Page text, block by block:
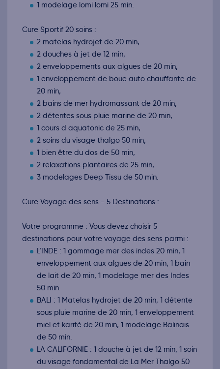
1 modelage lomi lomi 25 min.
Cure Sportif 20 soins :
2 matelas hydrojet de 20 min,
2 douches à jet de 12 min,
2 enveloppements aux algues de 20 min,
1 enveloppement de boue auto chauffante de
20 min,
2 bains de mer hydromassant de 20 min,
2 détentes sous pluie marine de 20 min,
1 cours d aquatonic de 25 min,
2 soins du visage thalgo 50 min,
1 bien être du dos de 50 min,
2 relaxations plantaires de 25 min,
3 modelages Deep Tissu de 50 min.
Cure Voyage des sens - 5 Destinations :
Votre programme : Vous devez choisir 5
destinations pour votre voyage des sens parmi :
L’INDE : 1 gommage mer des indes 20 min, 1
enveloppement aux algues de 20 min, 1 bain
de lait de 20 min, 1 modelage mer des Indes
50 min.
BALI : 1 Matelas hydrojet de 20 min, 1 détente
sous pluie marine de 20 min, 1 enveloppement
miel et karité de 20 min, 1 modelage Balinais
de 50 min.
LA CALIFORNIE : 1 douche à jet de 12 min, 1 soin
du visage fondamental de La Mer Thalgo 50